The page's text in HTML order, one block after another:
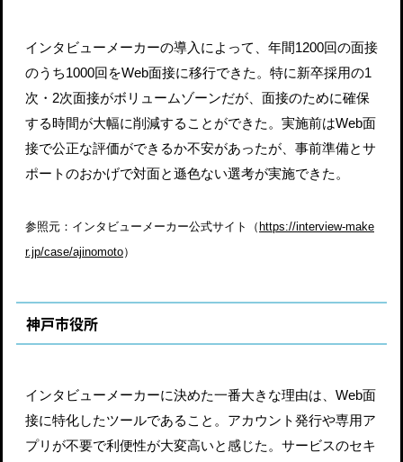
インタビューメーカーの導入によって、年間1200回の面接
のうち1000回をWeb面接に移行できた。特に新卒採用の1
次・2次面接がボリュームゾーンだが、面接のために確保
する時間が大幅に削減することができた。実施前はWeb面
接で公正な評価ができるか不安があったが、事前準備とサ
ポートのおかげで対面と遜色ない選考が実施できた。
参照元：インタビューメーカー公式サイト（https://interview-make
r.jp/case/ajinomoto）
神戸市役所
インタビューメーカーに決めた一番大きな理由は、Web面
接に特化したツールであること。アカウント発行や専用ア
プリが不要で利便性が大変高いと感じた。サービスのセキ